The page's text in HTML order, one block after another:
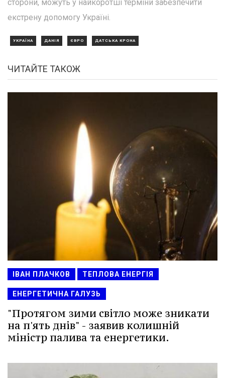
сторони, можуть у найкоротші терміни забезпечити
екстрену допомогу Україні.
УКРАЇНА ДАНІЯ ЄВРО ДАТСЬКА КРОНА
ЧИТАЙТЕ ТАКОЖ
ІВАН ПЛАЧКОВ ТЕПЛОВА ЕНЕРГІЯ
ЕНЕРГЕТИЧНА ГАЛУЗЬ
"Протягом зими світло може зникати
на п'ять днів" - заявив колишній
міністр палива та енергетики.